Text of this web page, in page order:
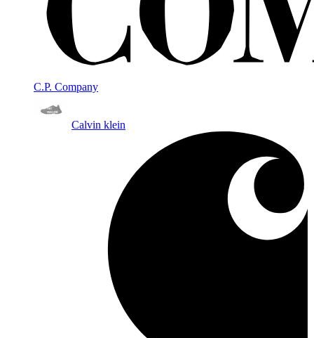
C.P. Company
Calvin klein